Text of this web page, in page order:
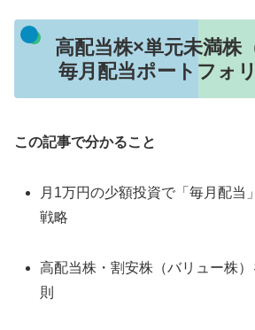
高配当株×単元未満株
毎月配当ポートフォ
この記事で分かること
月1万円の少額投資で「毎月配当
戦略
高配当株・割安株（バリュー株
則